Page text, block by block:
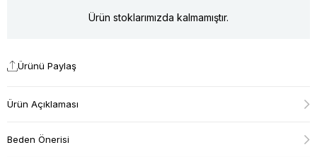
Ürün stoklarımızda kalmamıştır.
Ürünü Paylaş
Ürün Açıklaması
Beden Önerisi